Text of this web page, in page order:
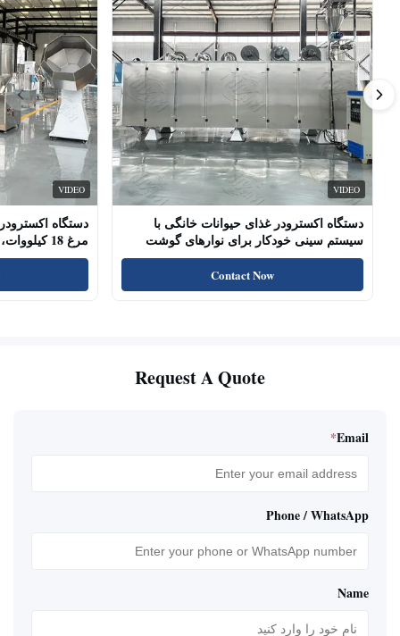
VIDEO
دستگاه اکسترودر غذای حیوانات خانگی با
سیستم سینی خودکار برای نوارهای گوشت
سگ، چوب‌های خشک شده
Contact Now
VIDEO
دستگاه
مرغ 18
پروتئین بالا،
Request A Quote
Email
*
Phone / WhatsApp
Name